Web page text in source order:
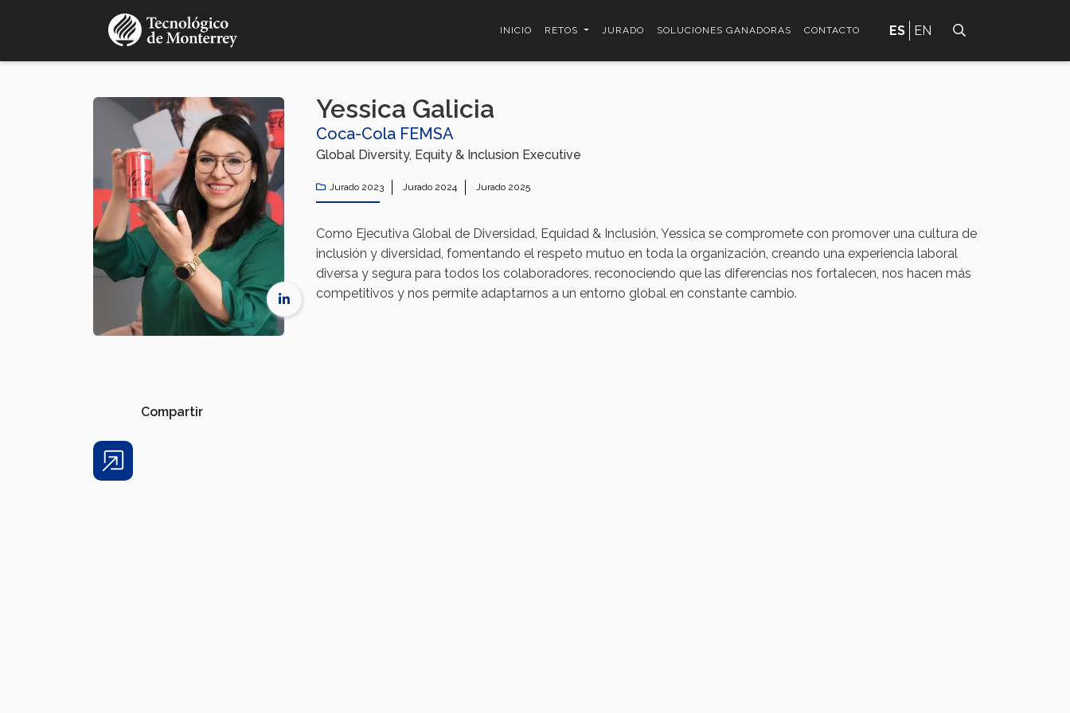
INICIO RETOS JURADO SOLUCIONES GANADORAS CONTACTO ES EN
Yessica Galicia
Coca-Cola FEMSA
Global Diversity, Equity & Inclusion Executive
Jurado 2023 Jurado 2024 Jurado 2025
Como Ejecutiva Global de Diversidad, Equidad & Inclusión, Yessica se compromete con promover una cultura de
inclusión y diversidad, fomentando el respeto mutuo en toda la organización, creando una experiencia laboral
diversa y segura para todos los colaboradores, reconociendo que las diferencias nos fortalecen, nos hacen más
competitivos y nos permite adaptarnos a un entorno global en constante cambio.
Share
Compartir